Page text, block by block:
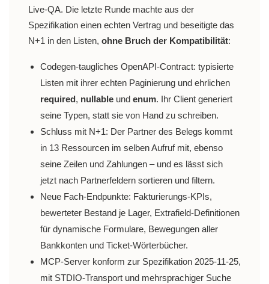
Live-QA. Die letzte Runde machte aus der
Spezifikation einen echten Vertrag und beseitigte das
N+1 in den Listen, ohne Bruch der Kompatibilität:
Codegen-taugliches OpenAPI-Contract: typisierte
Listen mit ihrer echten Paginierung und ehrlichen
required, nullable und enum. Ihr Client generiert
seine Typen, statt sie von Hand zu schreiben.
Schluss mit N+1: Der Partner des Belegs kommt
in 13 Ressourcen im selben Aufruf mit, ebenso
seine Zeilen und Zahlungen – und es lässt sich
jetzt nach Partnerfeldern sortieren und filtern.
Neue Fach-Endpunkte: Fakturierungs-KPIs,
bewerteter Bestand je Lager, Extrafield-Definitionen
für dynamische Formulare, Bewegungen aller
Bankkonten und Ticket-Wörterbücher.
MCP-Server konform zur Spezifikation 2025-11-25,
mit STDIO-Transport und mehrsprachiger Suche